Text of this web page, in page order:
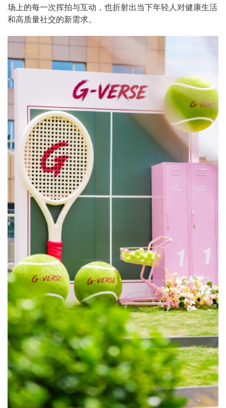
场上的每一次挥拍与互动，也折射出当下年轻人对健康生活
和高质量社交的新需求。